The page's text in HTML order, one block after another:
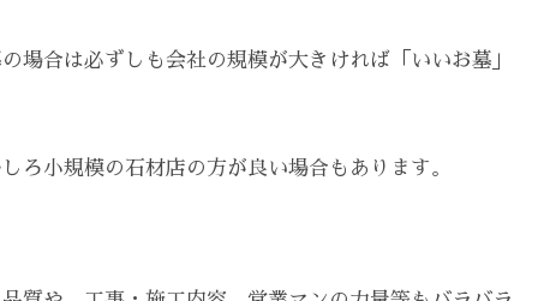
場合は必ずしも会社の規模が大きければ「いいお墓」
ろ小規模の石材店の方が良い場合もあります。